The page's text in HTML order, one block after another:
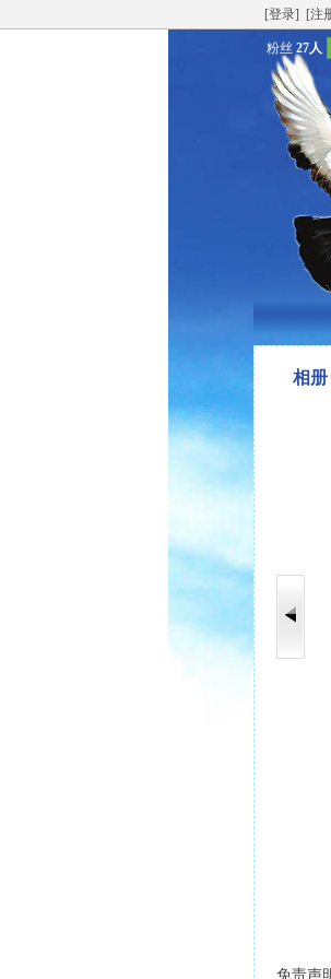
[登录] [注
粉丝 27人
相册
免责声